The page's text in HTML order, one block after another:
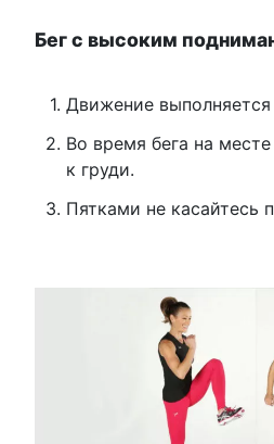
Бег с высоким
Движение выполняется
Во время бега на
к груди.
Пятками не касайтесь